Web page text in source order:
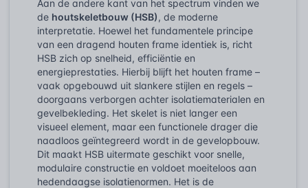
Aan de andere kant van het spectrum vinden we
de houtskeletbouw (HSB), de moderne
interpretatie. Hoewel het fundamentele principe
van een dragend houten frame identiek is, richt
HSB zich op snelheid, efficiëntie en
energieprestaties. Hierbij blijft het houten frame –
vaak opgebouwd uit slankere stijlen en regels –
doorgaans verborgen achter isolatiematerialen en
gevelbekleding. Het skelet is niet langer een
visueel element, maar een functionele drager die
naadloos geïntegreerd wordt in de gevelopbouw.
Dit maakt HSB uitermate geschikt voor snelle,
modulaire constructie en voldoet moeiteloos aan
hedendaagse isolatienormen. Het is de